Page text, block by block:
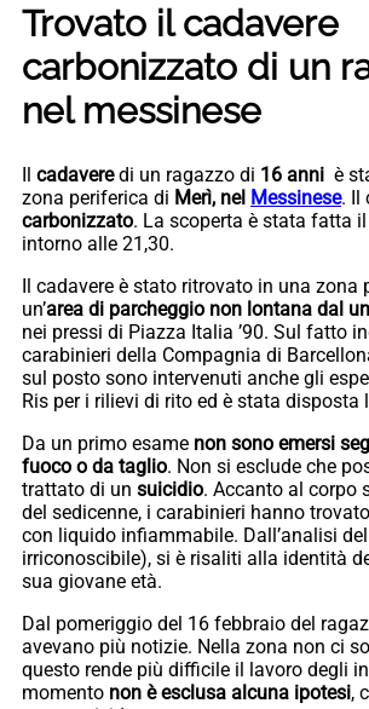
Trovato il cadavere
carbonizzato di un
nel messinese
Il cadaveredi un ragazzo di 16 anni è
zona periferica di Merì, nel Messinese. Il
carbonizzato. La scoperta è stata fatta
intorno alle 21,30.
Il cadavere è stato ritrovato in una zona
un’area di parcheggio non lontana dal
nei pressi di Piazza Italia ’90. Sul fatto
carabinieri della Compagnia di
sul posto sono intervenuti anche gli
Ris per i rilievi di rito ed è stata disposta
Da un primo esame non sono emersi
fuoco o da taglio. Non si esclude che
trattato di un suicidio. Accanto al corpo
del sedicenne, i carabinieri hanno
con liquido infiammabile. Dall’analisi
irriconoscibile), si è risaliti alla identità
sua giovane età.
Dal pomeriggio del 16 febbraio del
avevano più notizie. Nella zona non ci
questo rende più difficile il lavoro degli
momento non è esclusa alcuna ipotesi,